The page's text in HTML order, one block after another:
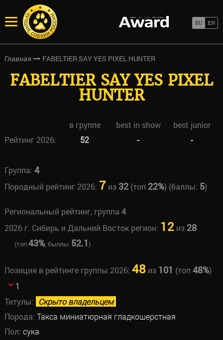
Главная FABELTIER SAY YES PIXEL HUNTER
FABELTIER SAY YES PIXEL
HUNTER
в группе best in show
best junior
Рейтинг 2026:
52 - -
Группа: 4
Породный рейтинг 2026: 7 из 32(топ 22%) (баллы: 5)
Региональный рейтинг, группа 4
2026 г. Сибирь и Дальний Восток регион: 12из 28
(топ43%, быллы: 52.1)
Позиция в рейтинге группы 2026: 48из 101 (топ 48%)
1
Титулы: Скрыто владельцем
Порода: Такса миниатюрная гладкошерстная
Пол: сука